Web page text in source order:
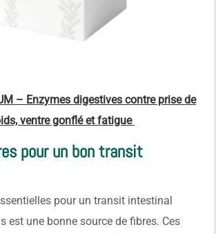
– Enzymes digestives contre prise de
ventre gonflé et fatigue
pour un bon transit
pour un transit intestinal
est une bonne source de fibres. Ces